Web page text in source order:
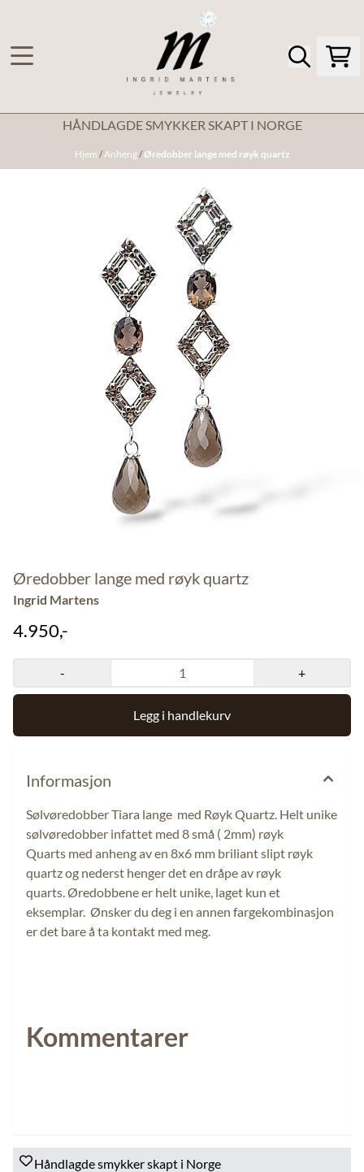
HÅNDLAGDE SMYKKER SKAPT I NORGE
Hjem /Anheng/Øredobber lange med røyk quartz
Øredobber lange med røyk quartz
Ingrid Martens
4.950,-
- +
Legg i handlekurv
Informasjon
Sølvøredobber Tiara lange med Røyk Quartz. Helt unike
sølvøredobber infattet med 8 små ( 2mm) røyk
Quarts med anheng av en 8x6 mm briliant slipt røyk
quartz og nederst henger det en dråpe av røyk
quarts. Øredobbene er helt unike, laget kun et
eksemplar. Ønsker du deg i en annen fargekombinasjon
er det bare å ta kontakt med meg.
Kommentarer
Håndlagde smykker skapt i Norge